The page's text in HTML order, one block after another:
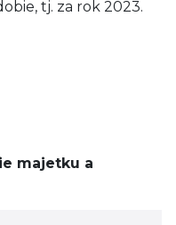
tj. za rok 2023.
majetku a